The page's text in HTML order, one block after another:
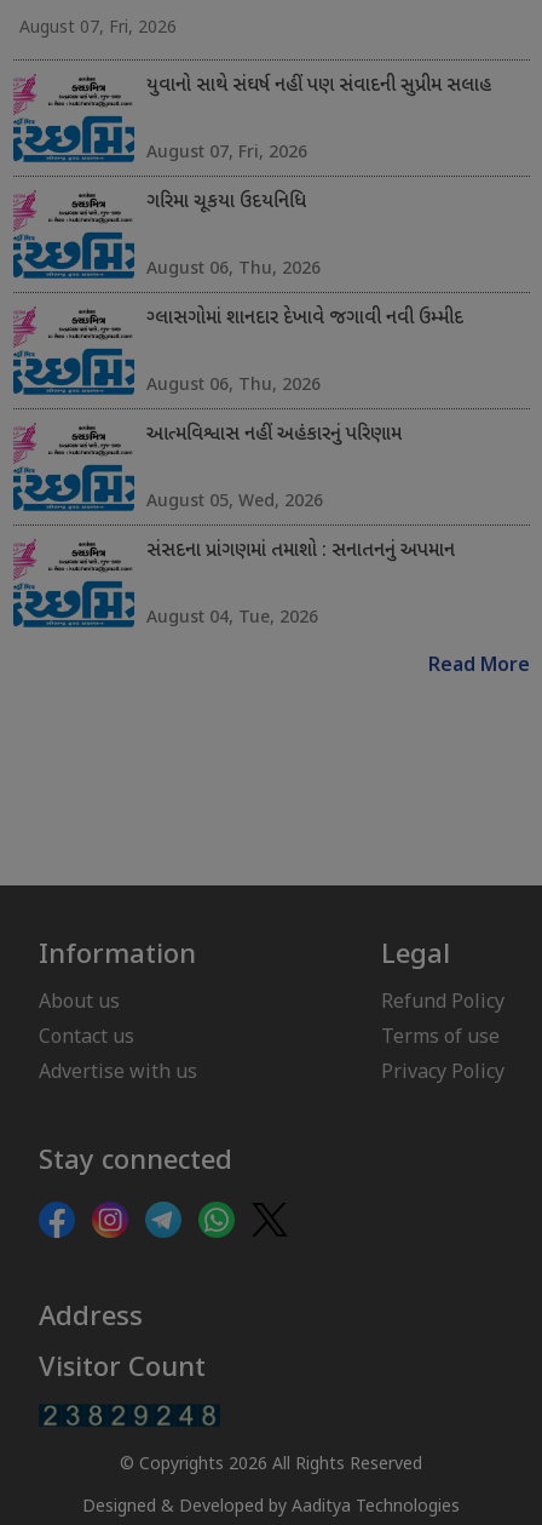
August 07, Fri, 2026
યુવાનો સાથે સંઘર્ષ નહીં પણ સંવાદની સુપ્રીમ સલાહ
August 07, Fri, 2026
ગરિમા ચૂકયા ઉદયનિધિ
August 06, Thu, 2026
ગ્લાસગોમાં શાનદાર દેખાવે જગાવી નવી ઉમ્મીદ
August 06, Thu, 2026
આત્મવિશ્વાસ નહીં અહંકારનું પરિણામ
August 05, Wed, 2026
સંસદના પ્રાંગણમાં તમાશો : સનાતનનું અપમાન
August 04, Tue, 2026
Read More
Information
About us
Contact us
Advertise with us
Legal
Refund Policy
Terms of use
Privacy Policy
Stay connected
Address
Visitor Count
© Copyrights 2026 All Rights Reserved
Designed & Developed by Aaditya Technologies